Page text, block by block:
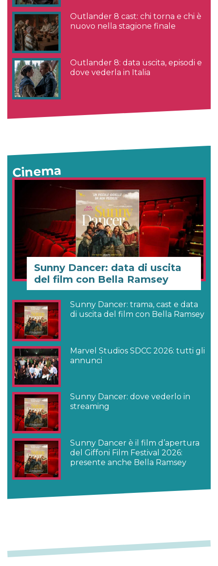
Outlander 8 cast: chi torna e chi è
nuovo nella stagione finale
Outlander 8: data uscita, episodi e
dove vederla in Italia
Cinema
Sunny Dancer: data di uscita
del film con Bella Ramsey
Sunny Dancer: trama, cast e data
di uscita del film con Bella Ramsey
Marvel Studios SDCC 2026: tutti gli
annunci
Sunny Dancer: dove vederlo in
streaming
Sunny Dancer è il film d’apertura
del Giffoni Film Festival 2026:
presente anche Bella Ramsey